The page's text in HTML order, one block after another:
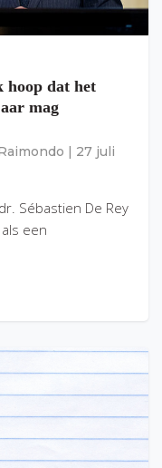
hoop dat het
mag
27 juli
Sébastien De Rey
een